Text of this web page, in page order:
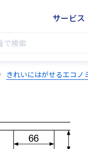
サービス
きれいにはがせるエコノ